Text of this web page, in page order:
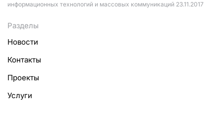
информационных технологий и массовых коммуникаций 23.11.2017
Разделы
Новости
Контакты
Проекты
Услуги